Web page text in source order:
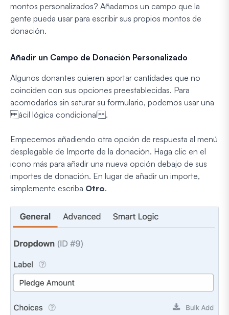
montos personalizados? Añadamos un campo que la
gente pueda usar para escribir sus propios montos de
donación.
Añadir un Campo de Donación Personalizado
Algunos donantes quieren aportar cantidades que no
coinciden con sus opciones preestablecidas. Para
acomodarlos sin saturar su formulario, podemos usar una
ácil lógica condicional .
Empecemos añadiendo otra opción de respuesta al menú
desplegable de Importe de la donación. Haga clic en el
icono más para añadir una nueva opción debajo de sus
importes de donación. En lugar de añadir un importe,
simplemente escriba Otro.